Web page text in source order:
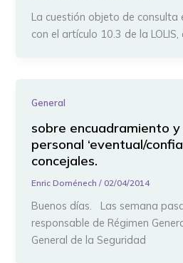
La cuestión objeto de consulta
con el artículo 10.3 de la
General
sobre encuadramiento
personal ‘eventual/
concejales.
Enric Doménech/ 02/04/2014
Buenos días. Las semana
responsable de Régimen
General de la Seguridad